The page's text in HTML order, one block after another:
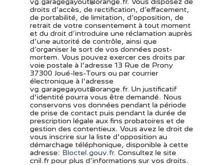
droits d’accès, de rectification, d’effacement,
de portabilité, de limitation, d’opposition, de
retrait de votre consentement à tout moment
et du droit d’introduire une réclamation auprès
d’une autorité de contrôle, ainsi que
d’organiser le sort de vos données post-
mortem. Vous pouvez exercer ces droits par
voie postale à l'adresse 13 Rue de Prony
37300 Joué-les-Tours ou par courrier
électronique à l'adresse
vg.garagegayout@orange.fr. Un justificatif
d'identité pourra vous être demandé. Nous
conservons vos données pendant la période
de prise de contact puis pendant la durée de
prescription légale aux fins probatoires et de
gestion des contentieux. Vous avez le droit de
vous inscrire sur la liste d'opposition au
démarchage téléphonique, disponible à cette
adresse: Bloctel.gouv.fr. Consultez le site
cnil.fr pour plus d’informations sur vos droits.